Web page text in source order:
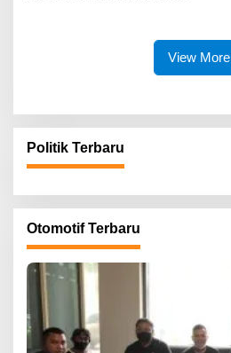
View More
Politik Terbaru
Otomotif Terbaru